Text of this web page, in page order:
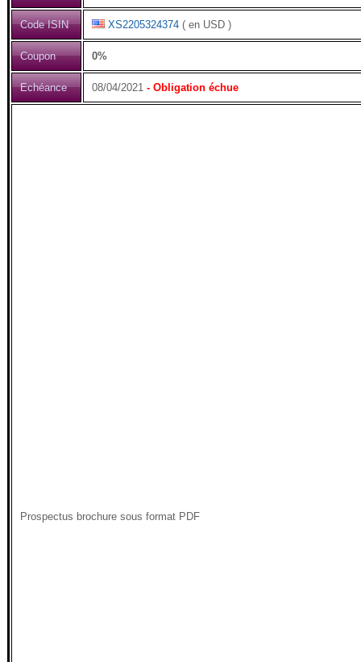
Code ISIN XS2205324374 ( en USD )
Coupon 0%
Echéance 08/04/2021 - Obligation échue
Prospectus brochure sous format PDF